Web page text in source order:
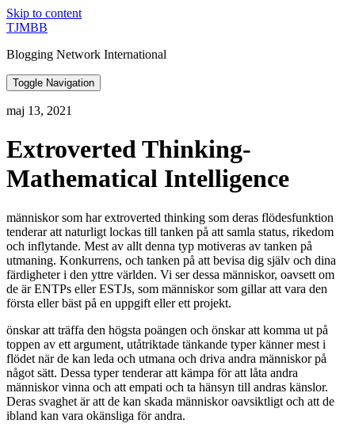
Skip to content
TJMBB
Blogging Network International
Toggle Navigation
maj 13, 2021
Extroverted Thinking-
Mathematical Intelligence
människor som har extroverted thinking som deras flödesfunktion
tenderar att naturligt lockas till tanken på att samla status, rikedom
och inflytande. Mest av allt denna typ motiveras av tanken på
utmaning. Konkurrens, och tanken på att bevisa dig själv och dina
färdigheter i den yttre världen. Vi ser dessa människor, oavsett om
de är ENTPs eller ESTJs, som människor som gillar att vara den
första eller bäst på en uppgift eller ett projekt.
önskar att träffa den högsta poängen och önskar att komma ut på
toppen av ett argument, utåtriktade tänkande typer känner mest i
flödet när de kan leda och utmana och driva andra människor på
något sätt. Dessa typer tenderar att kämpa för att låta andra
människor vinna och att empati och ta hänsyn till andras känslor.
Deras svaghet är att de kan skada människor oavsiktligt och att de
ibland kan vara okänsliga för andra.